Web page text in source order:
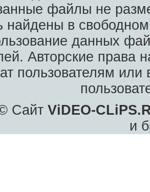
файлы не
найдены в
данных
Авторские права
пользователям или
Сайт ViDEO-
и